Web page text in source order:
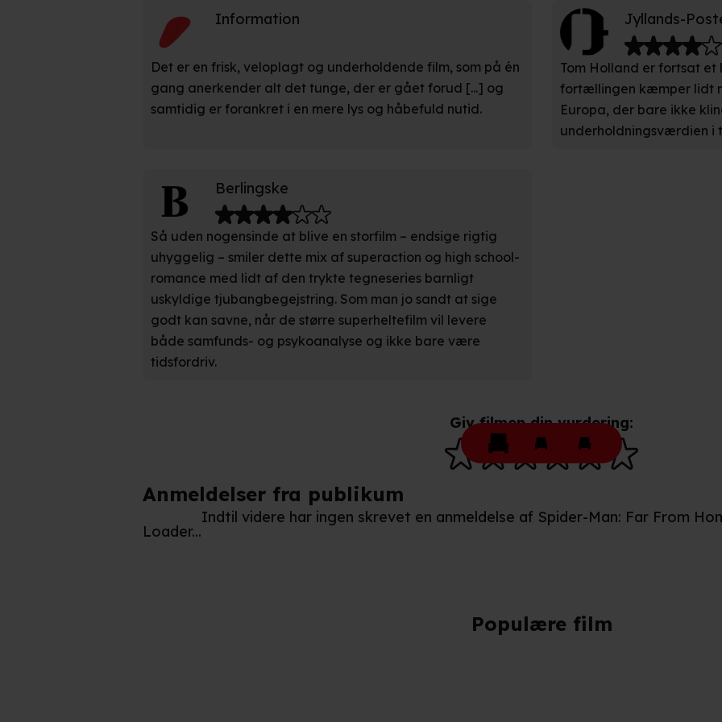
hele websitet.
Vi bruger egne cookies og cookies fra tredjeparter til at optimere dit besøg på vores
funktionalitet, generere statistik, huske dine præferencer og til markedsføring.
Når vi anvender cookies, behandler vi kortvarigt din IP-adresse. IP-adressen kan blive delt
læse mere om vores brug af cookies og behandling af dine personoplysninger i både vores
Information
Det er en frisk, veloplagt og underholdende film, som på én
gang anerkender alt det tunge, der er gået forud [...] og
samtidig er forankret i en mere lys og håbefuld nutid.
Jyllands-
Tom Holland er fortsat et
fortællingen kæmper lidt
Europa, der bare ikke
underholdningsværdien i
Berlingske
Så uden nogensinde at blive en storfilm – endsige rigtig
uhyggelig – smiler dette mix af superaction og high school-
romance med lidt af den trykte tegneseries barnligt
uskyldige tjubangbegejstring. Som man jo sandt at sige
godt kan savne, når de større superheltefilm vil levere
både samfunds- og psykoanalyse og ikke bare være
tidsfordriv.
Giv filmen din vurdering:
Anmeldelser fra publikum
Loader...
Indtil videre har ingen skrevet en anmeldelse af Spider-Man: Far From
Populære film